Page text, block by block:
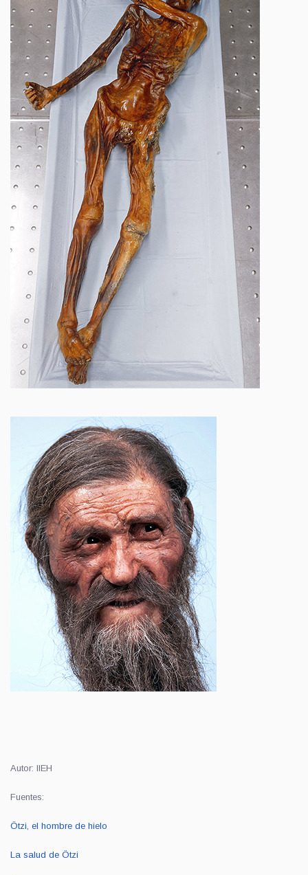
Autor: IIEH
Fuentes:
Ötzi, el hombre de hielo
La salud de Ötzi